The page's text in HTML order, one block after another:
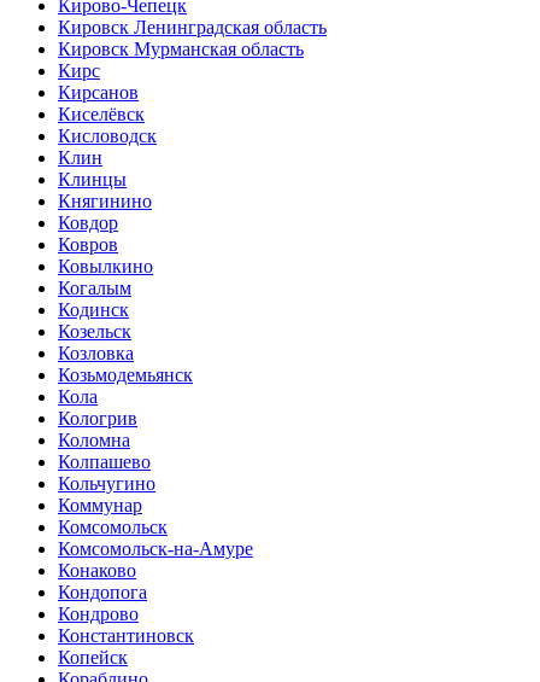
Кирово-Чепецк
Кировск Ленинградская область
Кировск Мурманская область
Кирс
Кирсанов
Киселёвск
Кисловодск
Клин
Клинцы
Княгинино
Ковдор
Ковров
Ковылкино
Когалым
Кодинск
Козельск
Козловка
Козьмодемьянск
Кола
Кологрив
Коломна
Колпашево
Кольчугино
Коммунар
Комсомольск
Комсомольск-на-Амуре
Конаково
Кондопога
Кондрово
Константиновск
Копейск